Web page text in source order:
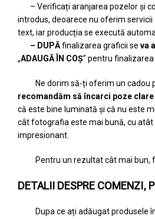
– Verificați aranjarea pozelor și
introdus, deoarece nu oferim
text, iar producția se execută
– DUPĂfinalizarea graficii se va
„ADAUGĂ ÎN COȘ” pentru
Ne dorim să-ți oferim un cadou
recomandăm să încarci poze
că este bine luminată și că nu este
cât fotografia este mai bună, cu atât
impresionant.
Pentru un rezultat cât mai bun,
DETALII DESPRE COMENZI,
Dupa ce ați adăugat produsele